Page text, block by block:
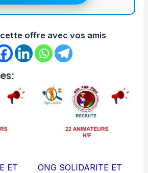
offre avec vos amis
ET
ONG SOLIDARITE ET